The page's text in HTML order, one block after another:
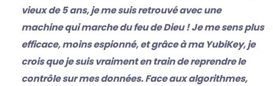
vieux de 5 ans, je me suis retrouvé avec une
machine qui marche du feu de Dieu ! Je me sens plus
efficace, moins espionné, et grâce à ma YubiKey, je
crois que je suis vraiment en train de reprendre le
contrôle sur mes données. Face aux algorithmes,